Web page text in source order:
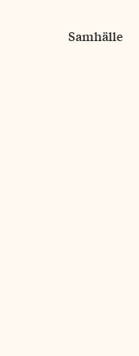
Samhälle